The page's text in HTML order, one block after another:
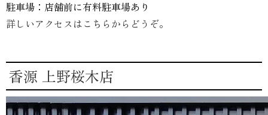
駐車場：店舗前に有料駐車場あり
詳しいアクセスはこちらからどうぞ。
香源 上野桜木店